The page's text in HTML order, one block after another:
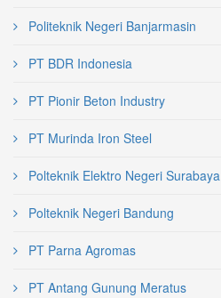
Politeknik Negeri Banjarmasin
PT BDR Indonesia
PT Pionir Beton Industry
PT Murinda Iron Steel
Polteknik Elektro Negeri Surabaya
Polteknik Negeri Bandung
PT Parna Agromas
PT Antang Gunung Meratus